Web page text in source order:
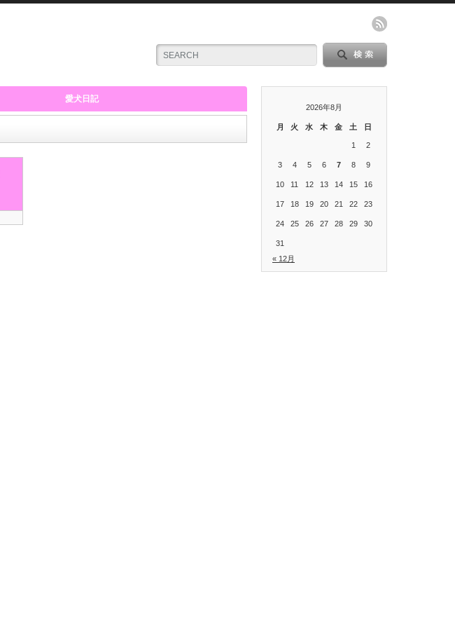
愛犬日記
2026年8月
月 火 水 木 金 土 日
1 2
3 4 5 6 7 8 9
10 11 12 13 14 15 16
17 18 19 20 21 22 23
24 25 26 27 28 29 30
31
« 12月